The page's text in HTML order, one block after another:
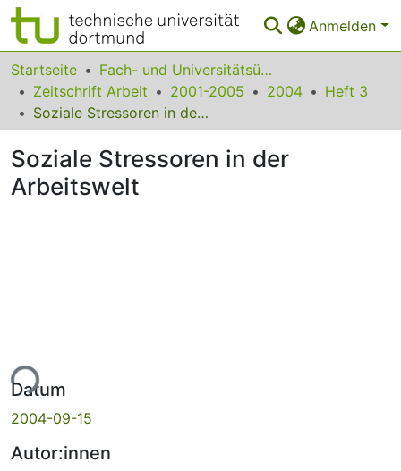
Anmelden
Bereiche & Sammlungen
Das gesamte Repositorium
FAQ
Startseite
Fach- und Universitätsübergreifendes
Zeitschrift Arbeit
2001-2005 2004
Heft 3
Soziale Stressoren in der Arbeitswelt
Soziale Stressoren in der
Arbeitswelt
Datum
2004-09-15
Autor:innen